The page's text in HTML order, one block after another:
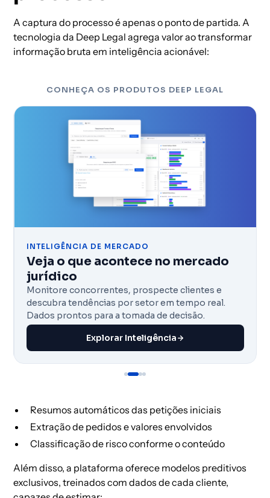
A captura do processo é apenas o ponto de partida. A
tecnologia da Deep Legal agrega valor ao transformar
informação bruta em inteligência acionável:
CONHEÇA OS PRODUTOS DEEP LEGAL
INTELIGÊNCIA DE MERCADO
Veja o que acontece no mercado
jurídico
Monitore concorrentes, prospecte clientes e
descubra tendências por setor em tempo real.
Dados prontos para a tomada de decisão.
Explorar Inteligência
Resumos automáticos das petições iniciais
Extração de pedidos e valores envolvidos
Classificação de risco conforme o conteúdo
Além disso, a plataforma oferece modelos preditivos
exclusivos, treinados com dados de cada cliente,